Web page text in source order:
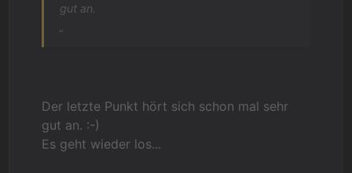
gut an.
Der letzte Punkt hört sich schon mal sehr
gut an. :-)
Es geht wieder los...